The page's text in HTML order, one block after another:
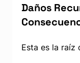
Daños
Esta es la raíz